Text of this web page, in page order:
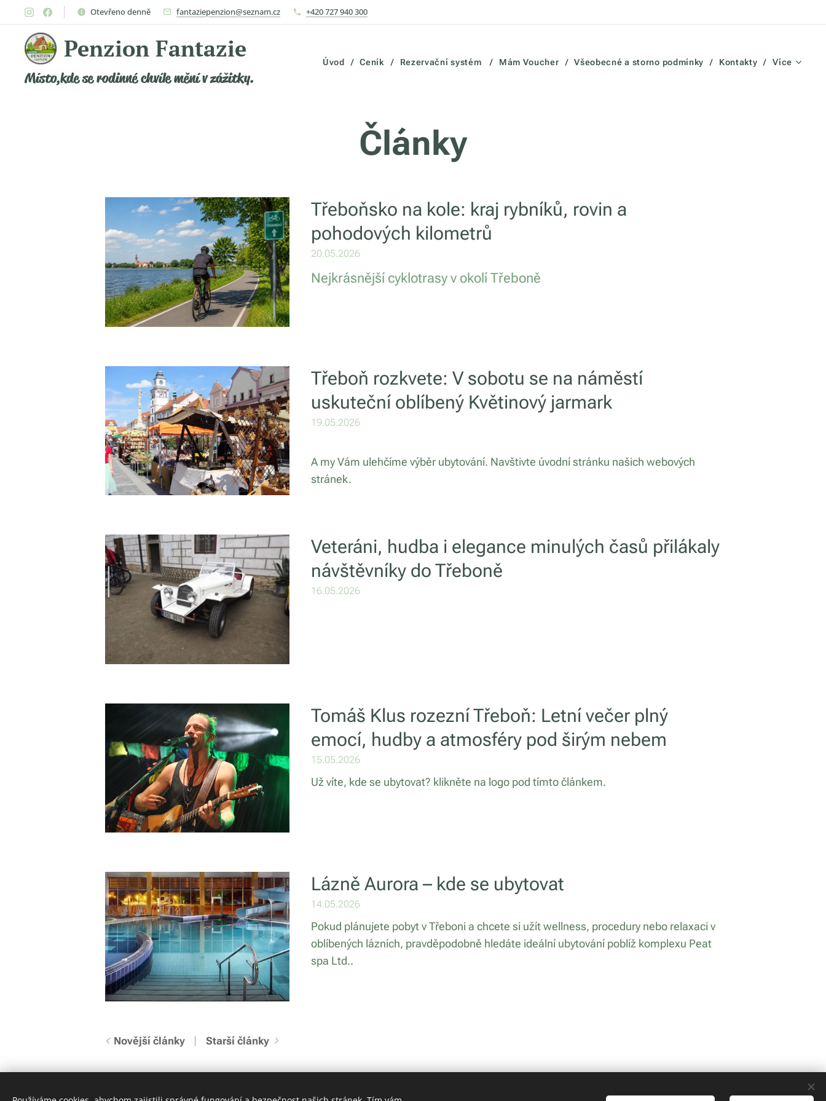
Otevřeno denně fantaziepenzion@seznam.cz +420 727 940 300
Penzion Fantazie
Místo,kde se rodinné chvíle mění v zážitky.
Úvod Ceník Rezervační systém Mám Voucher Všeobecné a storno podmínky Kontakty Více
Články
Třeboňsko na kole: kraj rybníků, rovin a
pohodových kilometrů
20.05.2026
Nejkrásnější cyklotrasy v okolí Třeboně
Třeboň rozkvete: V sobotu se na náměstí
uskuteční oblíbený Květinový jarmark
19.05.2026
A my Vám ulehčíme výběr ubytování. Navštivte úvodní stránku našich webových
stránek.
Veteráni, hudba i elegance minulých časů přilákaly
návštěvníky do Třeboně
16.05.2026
Tomáš Klus rozezní Třeboň: Letní večer plný
emocí, hudby a atmosféry pod širým nebem
15.05.2026
Už víte, kde se ubytovat? klikněte na logo pod tímto článkem.
Lázně Aurora – kde se ubytovat
14.05.2026
Pokud plánujete pobyt v Třeboni a chcete si užít wellness, procedury nebo relaxaci v
oblíbených lázních, pravděpodobně hledáte ideální ubytování poblíž komplexu Peat
spa Ltd..
Novější články Starší články